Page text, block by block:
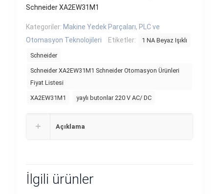
Schneider XA2EW31M1
Kategoriler: Makine Yedek Parçaları, PLC ve
Otomasyon Teknolojileri
Etiketler: 1 NA Beyaz Işıklı
Schneider
Schneider XA2EW31M1 Schneider Otomasyon Ürünleri
Fiyat Listesi
XA2EW31M1 yaylı butonlar 220 V AC/ DC
Açıklama
İlgili ürünler